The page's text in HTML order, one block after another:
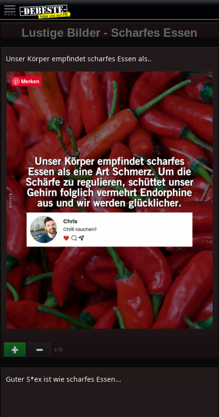
Lustige Bilder - Scharfes Essen
Unser Körper empfindet scharfes Essen als..
(+2)
Guter S*ex ist wie scharfes Essen...
Merken